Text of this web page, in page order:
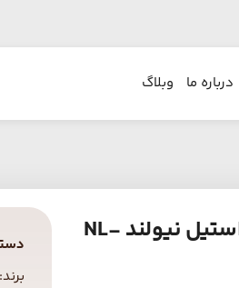
درباره ما وبلاگ
سرویس قابلمه ۱۳ پارچ استیل نیولند NL-
برند: